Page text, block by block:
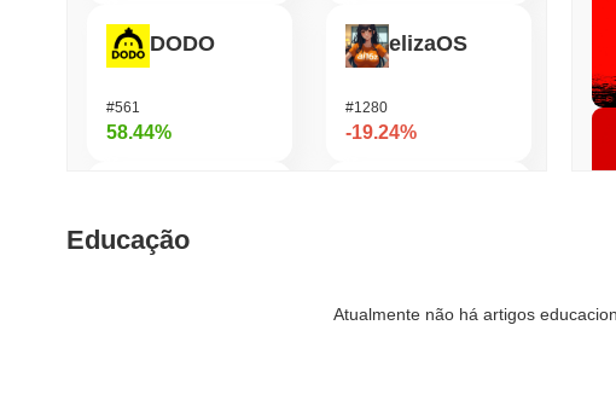
DODO
#561
58.44%
elizaOS
#1280
-19.24%
Educação
Atualmente não há artigos